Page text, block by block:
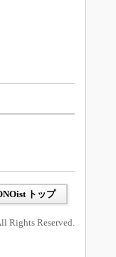
トップ
Rights Reserved.